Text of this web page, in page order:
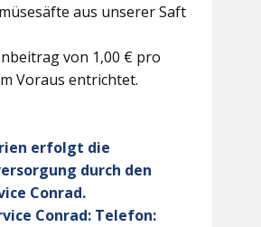
aus unserer Saft
von 1,00 € pro
Voraus entrichtet.
erfolgt die
durch den
Conrad.
Conrad: Telefon: